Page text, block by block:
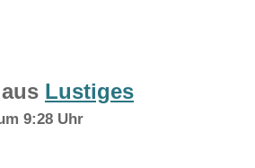
Lustiges
9:28 Uhr